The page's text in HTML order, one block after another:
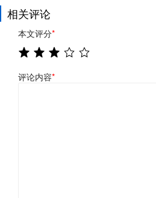
相关评论
本文评分*
评论内容*